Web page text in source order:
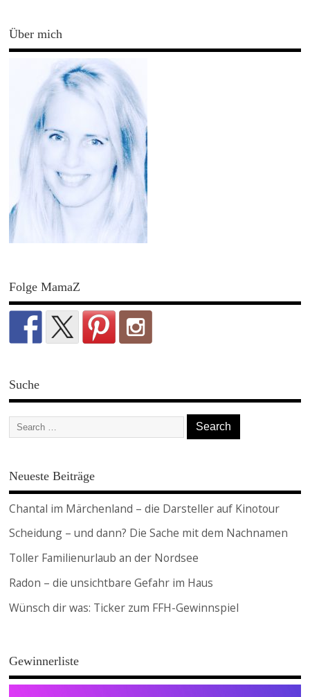
Über mich
Folge MamaZ
Suche
Neueste Beiträge
Chantal im Märchenland – die Darsteller auf Kinotour
Scheidung – und dann? Die Sache mit dem Nachnamen
Toller Familienurlaub an der Nordsee
Radon – die unsichtbare Gefahr im Haus
Wünsch dir was: Ticker zum FFH-Gewinnspiel
Gewinnerliste